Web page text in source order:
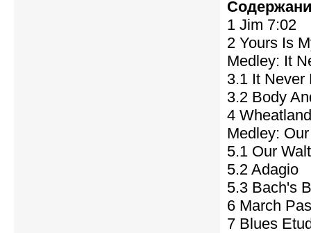
1 Jim 7:02
2 Yours Is
Medley: It
3.1 It
3.2 Body
4
Medley:
5.1 Our
5.2
5.3
6 March
7 Blues